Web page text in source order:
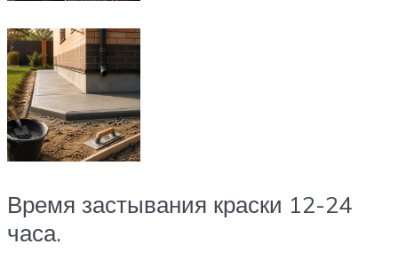
Время застывания краски 12-24
часа.